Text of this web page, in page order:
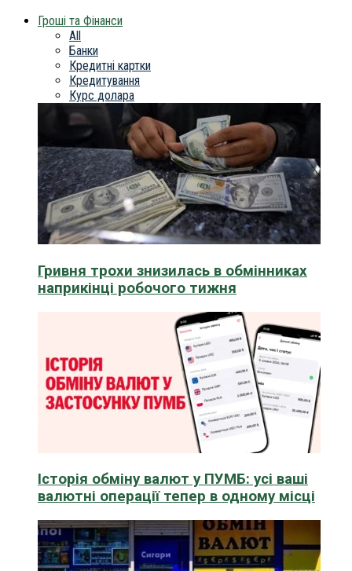
Гроші та Фінанси
All
Банки
Кредитні картки
Кредитування
Курс долара
Гривня трохи знизилась в обмінниках
наприкінці робочого тижня
Історія обміну валют у ПУМБ: усі ваші
валютні операції тепер в одному місці